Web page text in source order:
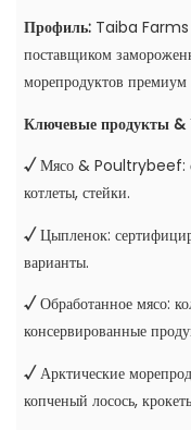
Профиль: Taiba Farms
поставщиком
морепродуктов премиум
Ключевые продукты &
√ Мясо & Poultrybeef:
котлеты, стейки.
√Цыпленок:
варианты.
√ Обработанное мясо:
консервированные
√Арктические
копченый лосось,